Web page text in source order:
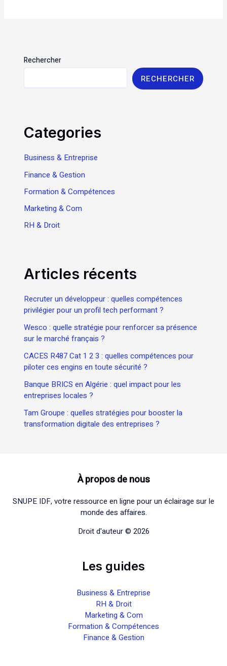
Rechercher
RECHERCHER
Categories
Business & Entreprise
Finance & Gestion
Formation & Compétences
Marketing & Com
RH & Droit
Articles récents
Recruter un développeur : quelles compétences
privilégier pour un profil tech performant ?
Wesco : quelle stratégie pour renforcer sa présence
sur le marché français ?
CACES R487 Cat 1 2 3 : quelles compétences pour
piloter ces engins en toute sécurité ?
Banque BRICS en Algérie : quel impact pour les
entreprises locales ?
Tam Groupe : quelles stratégies pour booster la
transformation digitale des entreprises ?
À propos de nous
SNUPE IDF, votre ressource en ligne pour un éclairage sur le
monde des affaires.
Droit d'auteur © 2026
Les guides
Business & Entreprise
RH & Droit
Marketing & Com
Formation & Compétences
Finance & Gestion